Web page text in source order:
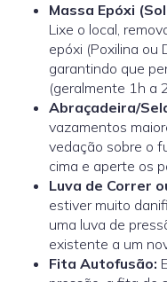
Massa Epóxi
Lixe o local,
epóxi (Poxilina ou
garantindo que
(geralmente 1h a
Abraçadeira/
vazamentos
vedação sobre o
cima e aperte os
Luva de Correr
estiver muito
uma luva de
existente a um
Fita Autofusão: